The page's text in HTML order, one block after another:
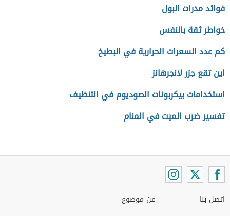
فوائد مدرات البول
خواطر ثقة بالنفس
كم عدد السعرات الحرارية في البطيخ
اين تقع جزر لانجرهانز
استخدامات بيكربونات الصوديوم في التنظيف
تفسير ضرب الميت في المنام
اتصل بنا
عن موضوع